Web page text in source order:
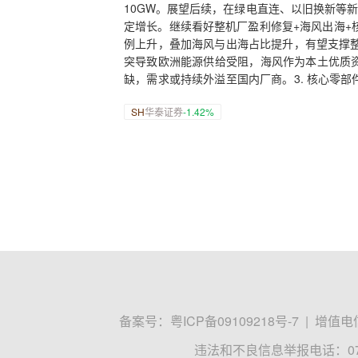
10GW。展望后续，在绿电直连、以旧换新等
定增长。继续看好整机厂盈利修复+海风出海
例上升，叠加海风与出海占比提升，有望支
突导致欧洲能源供给受阻，海风作为本土优
缺，需求或持续外溢至国内厂商。3. 核心零
SH华泰证券-1.42%
备案号： 粤ICP备09109218号-7 | 增值电
违法和不良信息举报电话：